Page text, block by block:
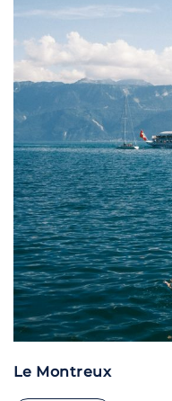
Le Montreux